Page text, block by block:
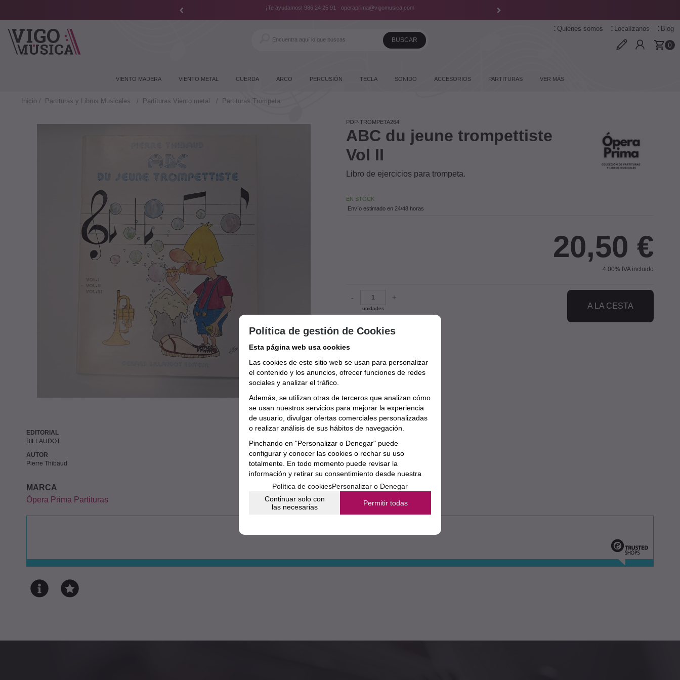
¡Te ayudamos! 986 24 25 91 · operaprima@vigomusica.com
0
Quienes somos Localízanos Blog
VIENTO MADERA VIENTO METAL CUERDA ARCO PERCUSIÓN TECLA SONIDO ACCESORIOS PARTITURAS VER MÁS
Inicio Partituras y Libros Musicales Partituras Viento metal Partituras Trompeta
POP-TROMPETA264
ABC du jeune trompettiste
Vol II
Libro de ejercicios para trompeta.
EN STOCK
Envío estimado en 24/48 horas
20,50 €
4.00% IVA incluido
-
unidades
+
A LA CESTA
EDITORIAL
BILLAUDOT
AUTOR
Pierre Thibaud
MARCA
Ópera Prima Partituras
Aún no existen valoraciones para este producto.
Política de gestión de Cookies
Esta página web usa cookies
Las cookies de este sitio web se usan para personalizar
el contenido y los anuncios, ofrecer funciones de redes
sociales y analizar el tráfico.
Además, se utilizan otras de terceros que analizan cómo
se usan nuestros servicios para mejorar la experiencia
de usuario, divulgar ofertas comerciales personalizadas
o realizar análisis de sus hábitos de navegación.
Pinchando en "Personalizar o Denegar" puede
configurar y conocer las cookies o rechar su uso
totalmente. En todo momento puede revisar la
información y retirar su consentimiento desde nuestra
sección de política de cookies.
Política de cookiesPersonalizar o Denegar
Continuar solo con
las necesarias
Permitir todas